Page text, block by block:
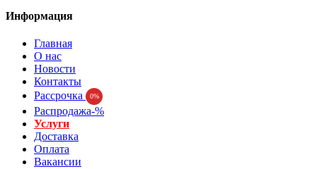
Информация
Главная
О нас
Новости
Контакты
Рассрочка
0%
Распродажа-%
Услуги
Доставка
Оплата
Вакансии